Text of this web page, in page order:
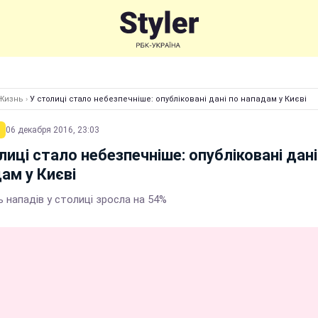
› У столиці стало небезпечніше: опубліковані дані по нападам у Києві
06 декабря 2016, 23:03
стало небезпечніше: опубліковані
у Києві
нападів у столиці зросла на 54%